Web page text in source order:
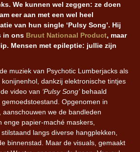
We kunnen wel zeggen: ze doen
eer aan met een wel heel
van hun single ‘Pulsy Song’. Hij
in ons Bruut Nationaal Product, maar
Mensen met epileptie: jullie zijn
muziek van Psychotic Lumberjacks als
dankzij elektronische tintjes
video van ‘Pulsy Song’behaald
Opgenomen in
we de bandleden
enge papier-maché maskers,
langs diverse hangplekken,
binnenstad. Maar de visuals, gemaakt